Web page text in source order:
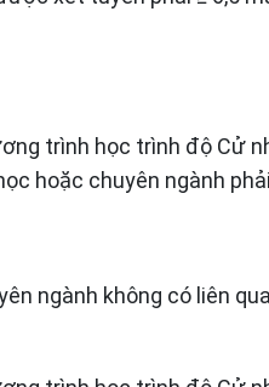
trình học trình độ Cử
hoặc chuyên ngành
ngành không có liên